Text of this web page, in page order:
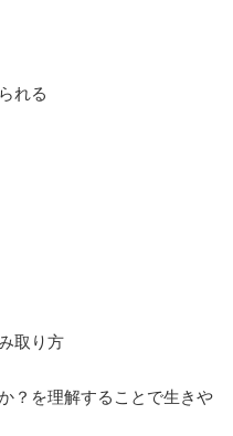
れる
取り方
？を理解することで生きや